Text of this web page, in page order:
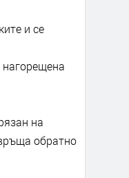
и се
на
обратно